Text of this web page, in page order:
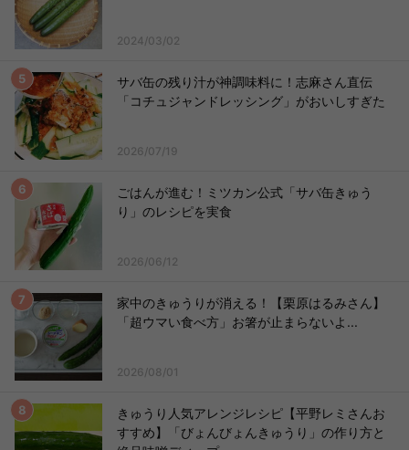
2024/03/02
サバ缶の残り汁が神調味料に！志麻さん直伝
「コチュジャンドレッシング」がおいしすぎた
2026/07/19
ごはんが進む！ミツカン公式「サバ缶きゅう
り」のレシピを実食
2026/06/12
家中のきゅうりが消える！【栗原はるみさん】
「超ウマい食べ方」お箸が止まらないよ...
2026/08/01
きゅうり人気アレンジレシピ【平野レミさんお
すすめ】「びょんびょんきゅうり」の作り方と